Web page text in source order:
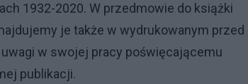
1932-2020. W przedmowie do książki
je także w wydrukowanym przed
w swojej pracy poświęcającemu
publikacji.